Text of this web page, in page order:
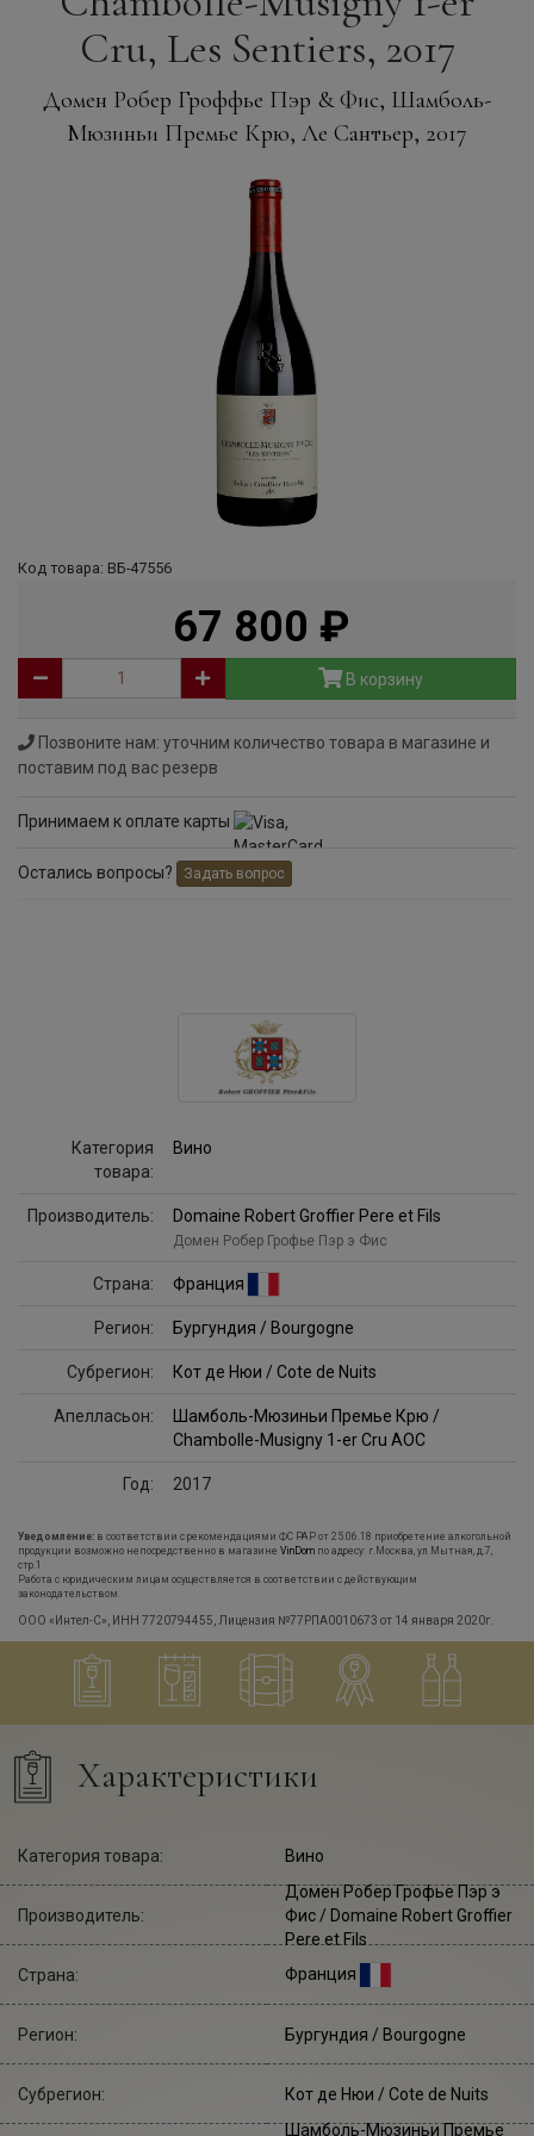
Cru, Les Sentiers, 2017
Домен Робер Гроффье Пэр & Фис, Шамболь-
Мюзиньи Премье Крю, Ле Сантьер, 2017
Код товара: ВБ-47556
67 800
В корзину
Позвоните нам: уточним количество товара в магазине и
поставим под вас резерв
Принимаем к оплате карты
Остались вопросы? Задать вопрос
Категория
товара:
Вино
Производитель: Domaine Robert Groffier Pere et Fils
Домен Робер Грофье Пэр э Фис
Страна: Франция
Регион: Бургундия / Bourgogne
Субрегион: Кот де Нюи / Cote de Nuits
Апелласьон:
Шамболь-Мюзиньи Премье Крю /
Chambolle-Musigny 1-er Cru AOC
Год: 2017
Уведомление: в соответствии с рекомендациями ФС РАР от 25.06.18 приобретение алкогольной
продукции возможно непосредственно в магазине VinDom по адресу: г.Москва, ул.Мытная, д.7,
стр.1
Работа с юридическим лицам осуществляется в соответствии с действующим
законодательством.
ООО «Интел-С», ИНН 7720794455, Лицензия №77РПА0010673 от 14 января 2020г.
Характеристики
Категория товара: Вино
Производитель:
Домен Робер Грофье Пэр э
Фис / Domaine Robert Groffier
Pere et Fils
Страна:
Франция
Регион: Бургундия / Bourgogne
Субрегион:
Кот де Нюи / Cote de Nuits
Шамболь-Мюзиньи Премье